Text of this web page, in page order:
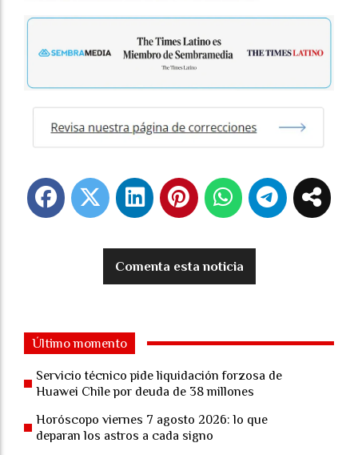
Comenta esta noticia
Último momento
Servicio técnico pide liquidación forzosa de
Huawei Chile por deuda de 38 millones
Horóscopo viernes 7 agosto 2026: lo que
deparan los astros a cada signo